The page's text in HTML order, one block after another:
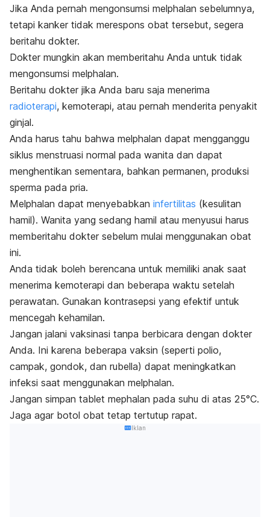
Jika Anda pernah mengonsumsi melphalan sebelumnya,
tetapi kanker tidak merespons obat tersebut, segera
beritahu dokter.
Dokter mungkin akan memberitahu Anda untuk tidak
mengonsumsi melphalan.
Beritahu dokter jika Anda baru saja menerima
radioterapi, kemoterapi, atau pernah menderita penyakit
ginjal.
Anda harus tahu bahwa melphalan dapat mengganggu
siklus menstruasi normal pada wanita dan dapat
menghentikan sementara, bahkan permanen, produksi
sperma pada pria.
Melphalan dapat menyebabkan infertilitas (kesulitan
hamil). Wanita yang sedang hamil atau menyusui harus
memberitahu dokter sebelum mulai menggunakan obat
ini.
Anda tidak boleh berencana untuk memiliki anak saat
menerima kemoterapi dan beberapa waktu setelah
perawatan. Gunakan kontrasepsi yang efektif untuk
mencegah kehamilan.
Jangan jalani vaksinasi tanpa berbicara dengan dokter
Anda. Ini karena beberapa vaksin (seperti polio,
campak, gondok, dan rubella) dapat meningkatkan
infeksi saat menggunakan melphalan.
Jangan simpan tablet mephalan pada suhu di atas 25°C.
Jaga agar botol obat tetap tertutup rapat.
Iklan